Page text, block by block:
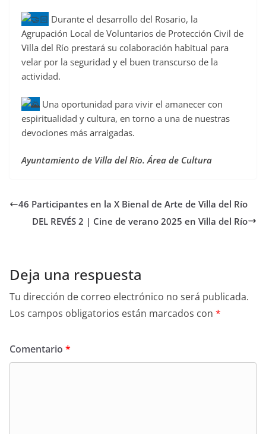
Durante el desarrollo del Rosario, la
Agrupación Local de Voluntarios de Protección Civil de
Villa del Río prestará su colaboración habitual para
velar por la seguridad y el buen transcurso de la
actividad.
Una oportunidad para vivir el amanecer con
espiritualidad y cultura, en torno a una de nuestras
devociones más arraigadas.
Ayuntamiento de Villa del Río. Área de Cultura
46 Participantes en la X Bienal de Arte de Villa del Río
DEL REVÉS 2 | Cine de verano 2025 en Villa del Río
Deja una respuesta
Tu dirección de correo electrónico no será publicada.
Los campos obligatorios están marcados con *
Comentario *